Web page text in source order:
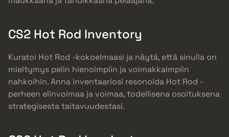
CS2 Hot Rod Inventory
Kuratoi Hot Rod -kokoelmaasi ja näytä, että sinulla on
mieltymys pelin hienoimpiin ja voimakkaimpiin
nahkoihin. Anna inventaariosi resonoida Hot Rod -
perheen elinvoimaa ja voimaa, todellisena osoituksena
strategisesta taitavuudestasi.